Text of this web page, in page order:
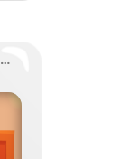
HATÉKONY KONFLIKTUSKEZELÉS